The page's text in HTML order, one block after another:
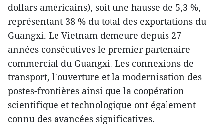
dollars américains), soit une hausse de 5,3 %,
représentant 38 % du total des exportations du
Guangxi. Le Vietnam demeure depuis 27
années consécutives le premier partenaire
commercial du Guangxi. Les connexions de
transport, l’ouverture et la modernisation des
postes-frontières ainsi que la coopération
scientifique et technologique ont également
connu des avancées significatives.